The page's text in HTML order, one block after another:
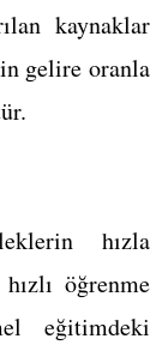
kaynaklar
gelire oranla
hızla
öğrenme
eğitimdeki